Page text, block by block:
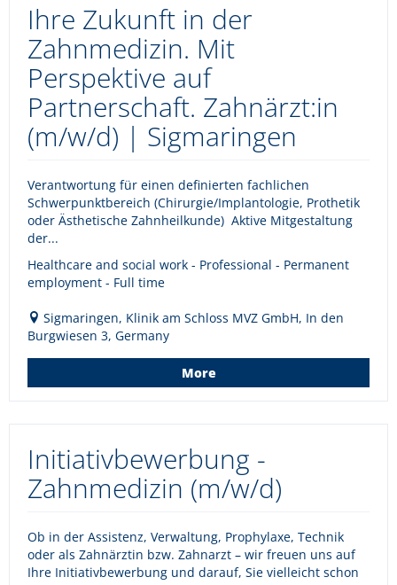
Ihre Zukunft in der
Zahnmedizin. Mit
Perspektive auf
Partnerschaft. Zahnärzt:in
(m/w/d) | Sigmaringen
Verantwortung für einen definierten fachlichen
Schwerpunktbereich (Chirurgie/Implantologie, Prothetik
oder Ästhetische Zahnheilkunde) Aktive Mitgestaltung
der...
Healthcare and social work - Professional - Permanent
employment - Full time
Sigmaringen, Klinik am Schloss MVZ GmbH, In den
Burgwiesen 3, Germany
More
Initiativbewerbung -
Zahnmedizin (m/w/d)
Ob in der Assistenz, Verwaltung, Prophylaxe, Technik
oder als Zahnärztin bzw. Zahnarzt – wir freuen uns auf
Ihre Initiativbewerbung und darauf, Sie vielleicht schon